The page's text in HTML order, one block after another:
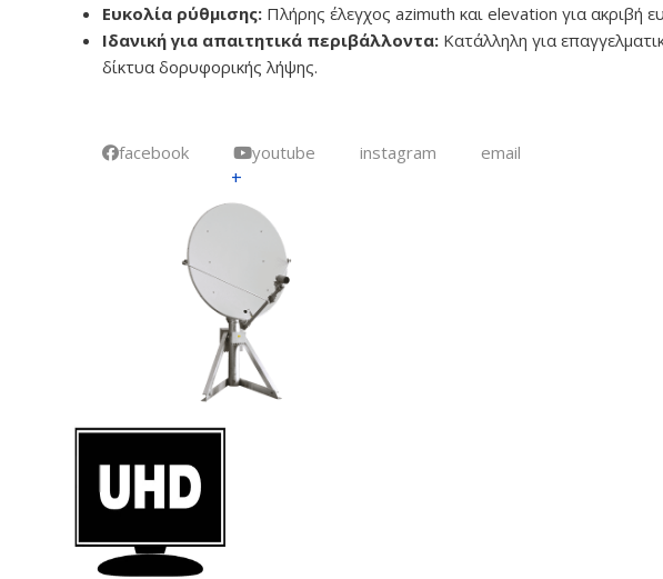
Ευκολία ρύθμισης: Πλήρης έλεγχος azimuth και elevation για ακριβή
Ιδανική για απαιτητικά περιβάλλοντα: Κατάλληλη για
δίκτυα δορυφορικής λήψης.
facebook youtube instagram email
+